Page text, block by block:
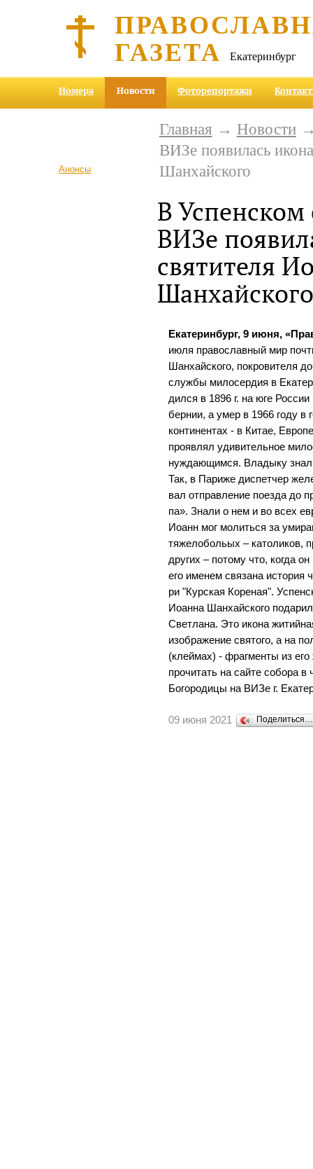
ГАЗЕТА Екатеринбург
Номера Новости Фоторепортажи
Анонсы
Главная → Новости→
ВИЗе появилась
Шанхайского
В Успенском
ВИЗе
святителя
Шанхайского
Екатеринбург, 9 июня,
июля православный мир
Шанхайского, покровителя
службы милосердия в
дил­ся в 1896 г. на юге
бер­нии, а умер в 1966 году
континентах - в Китае,
проявлял удивительное
нуждающимся. Вла­ды­ку
Так, в Па­ри­же дис­пет­чер
вал от­прав­ле­ние по­ез­да до
па». Знали о нем и во всех
Иоанн мог мо­лить­ся за
тя­же­ло­боль­ых – ка­то­ликов,
друг­их – по­то­му что, ко­гда
его именем связана
ри "Кур­ская Ко­рен­ая".
Иоанна Шанхайского
Светлана. Это икона
изображение святого, а на
(клеймах) - фрагменты из
прочитать на сайте собора
Богородицы на ВИЗе г.
09 июня 2021 Поделиться…